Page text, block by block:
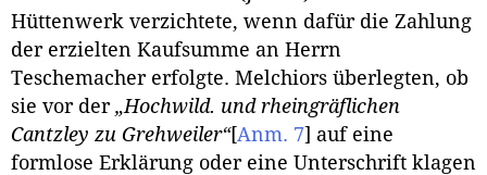
Hüttenwerk verzichtete, wenn dafür die Zahlung
der erzielten Kaufsumme an Herrn
Teschemacher erfolgte. Melchiors überlegten, ob
sie vor der„Hochwild. und rheingräflichen
Cantzley zu Grehweiler“[Anm. 7] auf eine
formlose Erklärung oder eine Unterschrift klagen